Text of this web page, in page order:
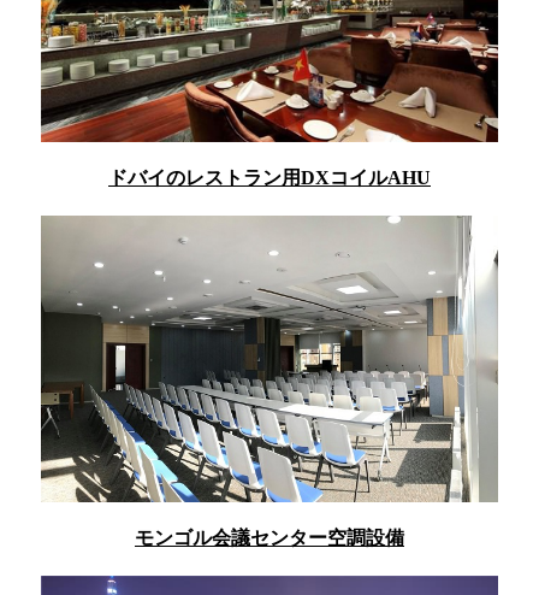
ドバイのレストラン用DXコイルAHU
モンゴル会議センター空調設備